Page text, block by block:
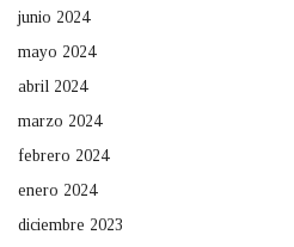
junio 2024
mayo 2024
abril 2024
marzo 2024
febrero 2024
enero 2024
diciembre 2023